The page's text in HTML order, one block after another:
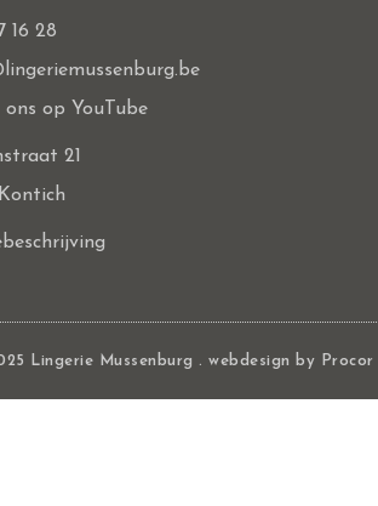
16 28
ons op YouTube
21
Lingerie Mussenburg . webdesign by Procor